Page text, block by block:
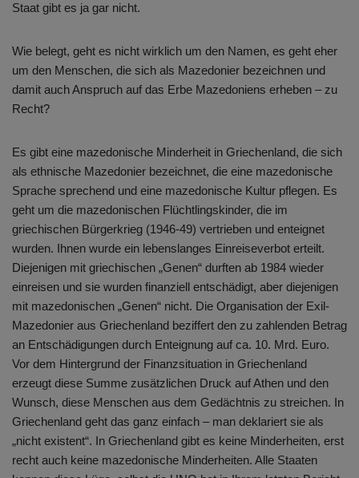
Staat gibt es ja gar nicht.
Wie belegt, geht es nicht wirklich um den Namen, es geht eher
um den Menschen, die sich als Mazedonier bezeichnen und
damit auch Anspruch auf das Erbe Mazedoniens erheben – zu
Recht?
Es gibt eine mazedonische Minderheit in Griechenland, die sich
als ethnische Mazedonier bezeichnet, die eine mazedonische
Sprache sprechend und eine mazedonische Kultur pflegen. Es
geht um die mazedonischen Flüchtlingskinder, die im
griechischen Bürgerkrieg (1946-49) vertrieben und enteignet
wurden. Ihnen wurde ein lebenslanges Einreiseverbot erteilt.
Diejenigen mit griechischen „Genen“ durften ab 1984 wieder
einreisen und sie wurden finanziell entschädigt, aber diejenigen
mit mazedonischen „Genen“ nicht. Die Organisation der Exil-
Mazedonier aus Griechenland beziffert den zu zahlenden Betrag
an Entschädigungen durch Enteignung auf ca. 10. Mrd. Euro.
Vor dem Hintergrund der Finanzsituation in Griechenland
erzeugt diese Summe zusätzlichen Druck auf Athen und den
Wunsch, diese Menschen aus dem Gedächtnis zu streichen. In
Griechenland geht das ganz einfach – man deklariert sie als
„nicht existent“. In Griechenland gibt es keine Minderheiten, erst
recht auch keine mazedonische Minderheiten. Alle Staaten